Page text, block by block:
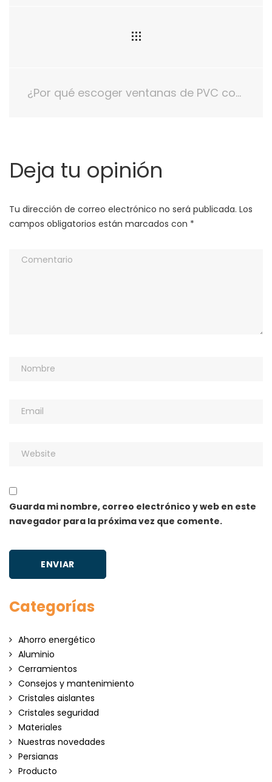
¿Por qué escoger ventanas de PVC correderas para mi hogar?
Deja tu opinión
Tu dirección de correo electrónico no será publicada. Los
campos obligatorios están marcados con *
Guarda mi nombre, correo electrónico y web en este
navegador para la próxima vez que comente.
Categorías
Ahorro energético
Aluminio
Cerramientos
Consejos y mantenimiento
Cristales aislantes
Cristales seguridad
Materiales
Nuestras novedades
Persianas
Producto